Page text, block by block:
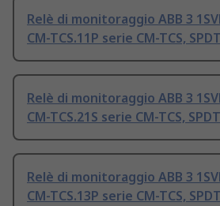
Relè di monitoraggio ABB 3
CM-TCS.11P serie CM-TCS,
Relè di monitoraggio ABB 3
CM-TCS.21S serie CM-TCS,
Relè di monitoraggio ABB 3
CM-TCS.13P serie CM-TCS,